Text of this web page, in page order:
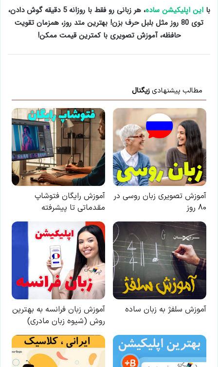
بااین اپلیکیشن ساده
، هر زبانی رو فقط با روزانه 5 دقیقه گوش دادن،
توی 80 روز مثل بلبل حرف بزن! بهترین متد روز، همزمان تقویت
حافظه، آموزش تصویری با کمترین قیمت ممکن!